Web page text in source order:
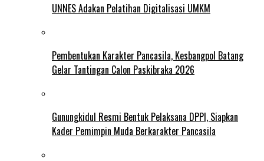
UNNES Adakan Pelatihan Digitalisasi UMKM
Pembentukan Karakter Pancasila, Kesbangpol Batang
Gelar Tantingan Calon Paskibraka 2026
Gunungkidul Resmi Bentuk Pelaksana DPPI, Siapkan
Kader Pemimpin Muda Berkarakter Pancasila